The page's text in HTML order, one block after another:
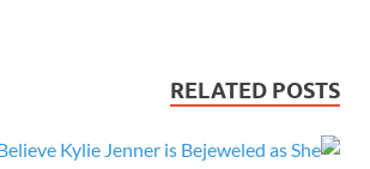
RELATED POSTS